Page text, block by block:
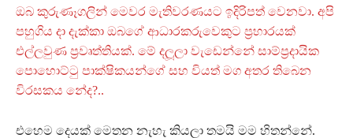
ඔබ කුරුණෑගලින් මෙවර මැතිවරණයට ඉදිරිපත් වෙනවා. අපි
පහුගිය දා දැක්කා ඔබගේ ආධාරකරුවෙකුට ප‍්‍රහාරයක්
එල්ලවුණ ප‍්‍රවෘත්තියක්. මේ දලූලා වැඩෙන්නේ සාම්ප‍්‍රදායික
පොහොට්ටු පාක්ෂිකයන්ගේ සහ වියත් මග අතර තිබෙන
විරසකය නේද?..
එහෙම දෙයක් මෙතන නැහැ කියලා තමයි මම හිතන්නේ.